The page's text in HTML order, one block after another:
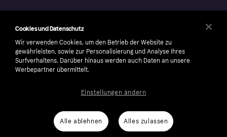
number: 556737-0431
Cookies Klarna.com
Cookies und Datenschutz
Wir verwenden Cookies, um den Betrieb der Website zu
gewährleisten, sowie zur Personalisierung und Analyse Ihres
Surfverhaltens. Darüber hinaus werden auch Daten an unsere
Werbepartner übermittelt.
Alle ablehnen Alles zulassen
Einstellungen ändern